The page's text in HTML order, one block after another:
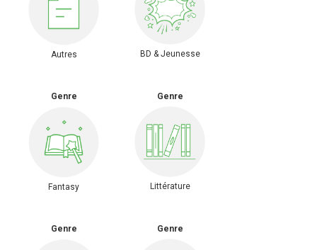
Autres BD & Jeunesse
Genre
Fantasy
Genre
Littérature
Genre Genre